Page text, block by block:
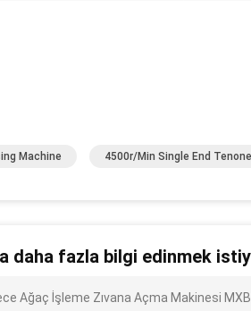
Machine 4500r/min Single End
daha fazla bilgi edinmek
Ağaç İşleme Zıvana Açma Makinesi